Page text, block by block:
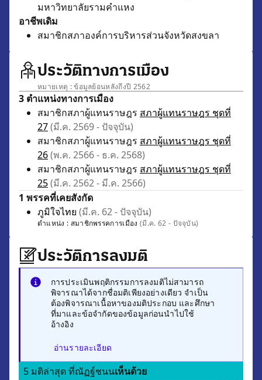
มหาวิทยาลัยรามคำแหง
อาชีพเดิม
สมาชิกสภาองค์การบริหารส่วนจังหวัดสงขลา
ประวัติทางการเมือง
หมายเหตุ : ข้อมูลย้อนหลังถึงปี 2562
3 ตำแหน่งทางการเมือง
สมาชิกสภาผู้แทนราษฎร สภาผู้แทนราษฎร ชุดที่
27(มี.ค. 2569 - ปัจจุบัน)
สมาชิกสภาผู้แทนราษฎร สภาผู้แทนราษฎร ชุดที่
26(พ.ค. 2566 - ธ.ค. 2568)
สมาชิกสภาผู้แทนราษฎร สภาผู้แทนราษฎร ชุดที่
25(มี.ค. 2562 - มี.ค. 2566)
1 พรรคที่เคยสังกัด
ภูมิใจไทย (มี.ค. 62 - ปัจจุบัน)
ตำแหน่ง : สมาชิกพรรคการเมือง(มี.ค. 62 - ปัจจุบัน)
ประวัติการลงมติ
การประเมินพฤติกรรมการลงมติไม่สามารถ
พิจารณาได้จากชื่อมติเพียงอย่างเดียว จำเป็น
ต้องพิจารณาเนื้อหาของมติประกอบ และศึกษา
ที่มาและข้อจำกัดของข้อมูลก่อนนำไปใช้
อ้างอิง
อ่านรายละเอียด
5 มติล่าสุด ที่ณัฏฐ์ชนนเห็นด้วย